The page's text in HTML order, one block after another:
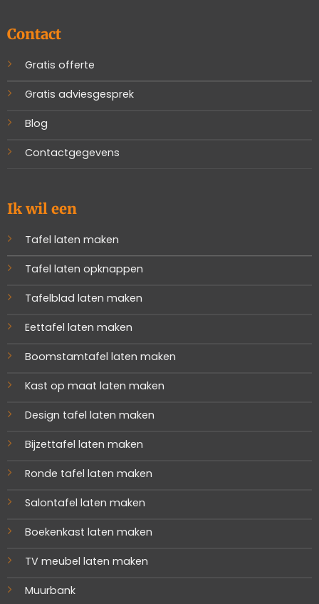
Contact
Gratis offerte
Gratis adviesgesprek
Blog
Contactgegevens
Ik wil een
Tafel laten maken
Tafel laten opknappen
Tafelblad laten maken
Eettafel laten maken
Boomstamtafel laten maken
Kast op maat laten maken
Design tafel laten maken
Bijzettafel laten maken
Ronde tafel laten maken
Salontafel laten maken
Boekenkast laten maken
TV meubel laten maken
Muurbank